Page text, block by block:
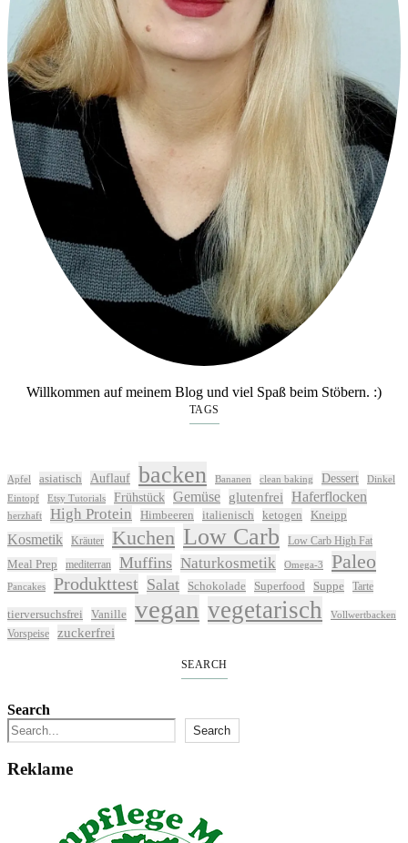
Willkommen auf meinem Blog und viel Spaß beim Stöbern. :)
TAGS
Apfel asiatisch Auflauf backen Bananen clean baking Dessert
Dinkel
Eintopf
Etsy Tutorials Frühstück Gemüse glutenfrei Haferflocken
herzhaft High Protein Himbeeren italienisch ketogen Kneipp
Kosmetik Kräuter Kuchen Low Carb Low Carb High Fat
Meal Prep mediterran Muffins Naturkosmetik Omega-3 Paleo
Pancakes Produkttest Salat Schokolade Superfood Suppe Tarte
tierversuchsfrei Vanille vegan vegetarisch Vollwertbacken
Vorspeise zuckerfrei
SEARCH
Search
Search
Reklame